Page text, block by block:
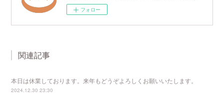
フォロー
関連記事
本日は休業しております。来年もどうぞよろしくお願いいたします。
2024.12.30 23:30